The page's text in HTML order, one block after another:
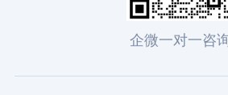
企微一对一咨